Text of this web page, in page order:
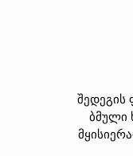
შედეგის
ბმული